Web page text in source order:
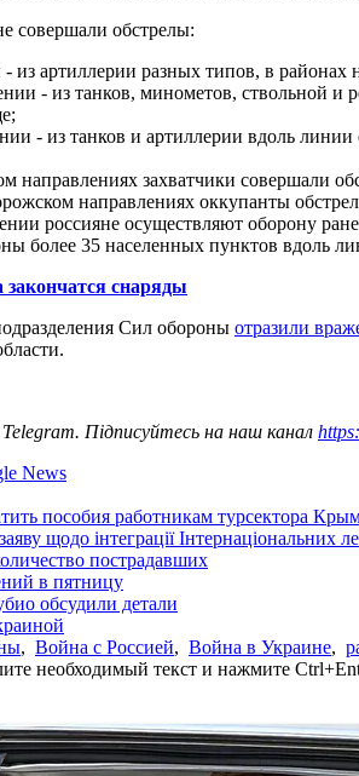
совершали обстрелы:
из артиллерии разных типов, в
- из танков, минометов, ствольной и
- из танков и артиллерии вдоль
направлениях захватчики совершали
направлениях оккупанты
россияне осуществляют оборону
более 35 населенных пунктов вдоль
закончатся снаряды
Сил обороны отразили
Telegram. Підписуйтесь на наш канал
News
пособия работникам турсектора
щодо інтеграції Інтернаціональних
пострадавших
в пятницу
обсудили детали
, Война с Россией, Война в Украине,
необходимый текст и нажмите